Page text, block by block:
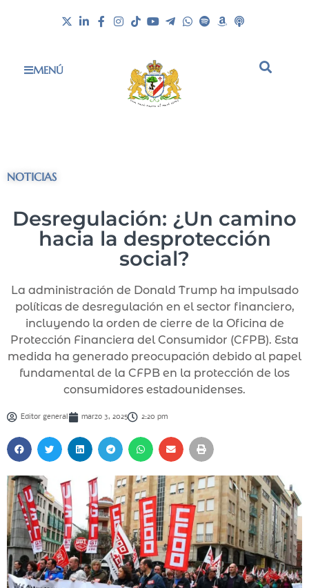
MENÚ
NOTICIAS
Desregulación: ¿Un camino
hacia la desprotección
social?
La administración de Donald Trump ha impulsado
políticas de desregulación en el sector financiero,
incluyendo la orden de cierre de la Oficina de
Protección Financiera del Consumidor (CFPB). Esta
medida ha generado preocupación debido al papel
fundamental de la CFPB en la protección de los
consumidores estadounidenses.
Editor general marzo 3, 2025 2:20 pm